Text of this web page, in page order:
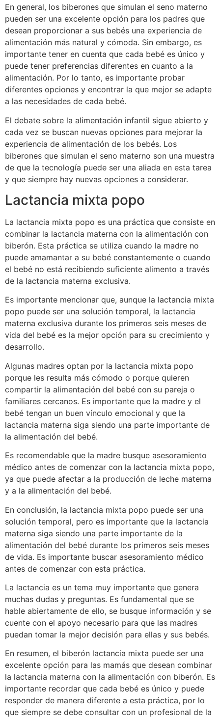
En general, los biberones que simulan el seno materno
pueden ser una excelente opción para los padres que
desean proporcionar a sus bebés una experiencia de
alimentación más natural y cómoda. Sin embargo, es
importante tener en cuenta que cada bebé es único y
puede tener preferencias diferentes en cuanto a la
alimentación. Por lo tanto, es importante probar
diferentes opciones y encontrar la que mejor se adapte
a las necesidades de cada bebé.
El debate sobre la alimentación infantil sigue abierto y
cada vez se buscan nuevas opciones para mejorar la
experiencia de alimentación de los bebés. Los
biberones que simulan el seno materno son una muestra
de que la tecnología puede ser una aliada en esta tarea
y que siempre hay nuevas opciones a considerar.
Lactancia mixta popo
La lactancia mixta popo es una práctica que consiste en
combinar la lactancia materna con la alimentación con
biberón. Esta práctica se utiliza cuando la madre no
puede amamantar a su bebé constantemente o cuando
el bebé no está recibiendo suficiente alimento a través
de la lactancia materna exclusiva.
Es importante mencionar que, aunque la lactancia mixta
popo puede ser una solución temporal, la lactancia
materna exclusiva durante los primeros seis meses de
vida del bebé es la mejor opción para su crecimiento y
desarrollo.
Algunas madres optan por la lactancia mixta popo
porque les resulta más cómodo o porque quieren
compartir la alimentación del bebé con su pareja o
familiares cercanos. Es importante que la madre y el
bebé tengan un buen vínculo emocional y que la
lactancia materna siga siendo una parte importante de
la alimentación del bebé.
Es recomendable que la madre busque asesoramiento
médico antes de comenzar con la lactancia mixta popo,
ya que puede afectar a la producción de leche materna
y a la alimentación del bebé.
En conclusión, la lactancia mixta popo puede ser una
solución temporal, pero es importante que la lactancia
materna siga siendo una parte importante de la
alimentación del bebé durante los primeros seis meses
de vida. Es importante buscar asesoramiento médico
antes de comenzar con esta práctica.
La lactancia es un tema muy importante que genera
muchas dudas y preguntas. Es fundamental que se
hable abiertamente de ello, se busque información y se
cuente con el apoyo necesario para que las madres
puedan tomar la mejor decisión para ellas y sus bebés.
En resumen, el biberón lactancia mixta puede ser una
excelente opción para las mamás que desean combinar
la lactancia materna con la alimentación con biberón. Es
importante recordar que cada bebé es único y puede
responder de manera diferente a esta práctica, por lo
que siempre se debe consultar con un profesional de la